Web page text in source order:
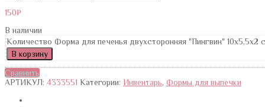
150₽
В наличии
Количество Форма для печенья двухсторонняя "Пингвин" 10x5,5x2
В корзину
Сравнить
АРТИКУЛ: 4333551 Категории: Инвентарь, Формы для выпечки